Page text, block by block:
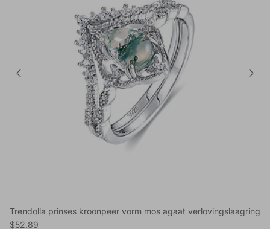
Trendolla prinses kroonpeer vorm mos agaat verlovingslaagring
Reguliere prijs
$52.89